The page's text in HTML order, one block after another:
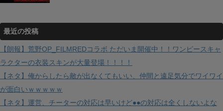
最近の投稿
【朗報】荒野OP_FILMREDコラボ ただいま開催中！！ワンピースキャ
ラクターの衣装スキンが大量登場！！！！
【ネタ】俺からしたら敵が出なくてもいい、仲間と遠足気分でワイワイ
が面白いｗｗｗｗｗ
【ネタ】運営、チーターの対応は早いけど●●の対応は全くしないよな